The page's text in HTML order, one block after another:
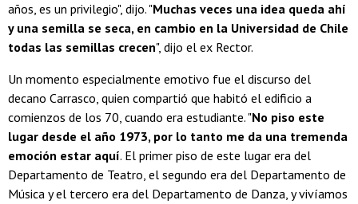
años, es un privilegio", dijo. "Muchas veces una idea queda ahí
y una semilla se seca, en cambio en la Universidad de Chile
todas las semillas crecen", dijo el ex Rector.
Un momento especialmente emotivo fue el discurso del
decano Carrasco, quien compartió que habitó el edificio a
comienzos de los 70, cuando era estudiante. "No piso este
lugar desde el año 1973, por lo tanto me da una tremenda
emoción estar aquí. El primer piso de este lugar era del
Departamento de Teatro, el segundo era del Departamento de
Música y el tercero era del Departamento de Danza, y vivíamos